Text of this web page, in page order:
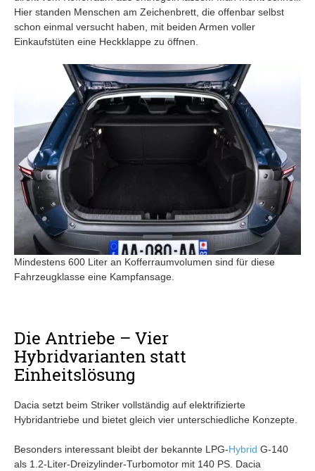
Hier standen Menschen am Zeichenbrett, die offenbar selbst
schon einmal versucht haben, mit beiden Armen voller
Einkaufstüten eine Heckklappe zu öffnen.
Mindestens 600 Liter an Kofferraumvolumen sind für diese
Fahrzeugklasse eine Kampfansage.
Die Antriebe – Vier
Hybridvarianten statt
Einheitslösung
Dacia setzt beim Striker vollständig auf elektrifizierte
Hybridantriebe und bietet gleich vier unterschiedliche Konzepte.
Besonders interessant bleibt der bekannte LPG-Hybrid G-140
als 1.2-Liter-Dreizylinder-Turbomotor mit 140 PS. Dacia